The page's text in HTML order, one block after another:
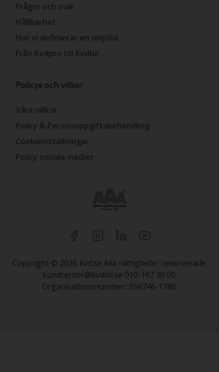
Frågor och svar
Hållbarhet
Hur vi definierar en miljöbil
Från Kvdpro till Kvdbil
Policys och villkor
Våra villkor
Policy & Personuppgiftsbehandling
Cookieinställningar
Policy sociala medier
Copyright © 2026 kvd.se Alla rättigheter reserverade.
kundcenter@kvdbil.se 010-167 30 00.
Organisationsnummer: 556746-1180.